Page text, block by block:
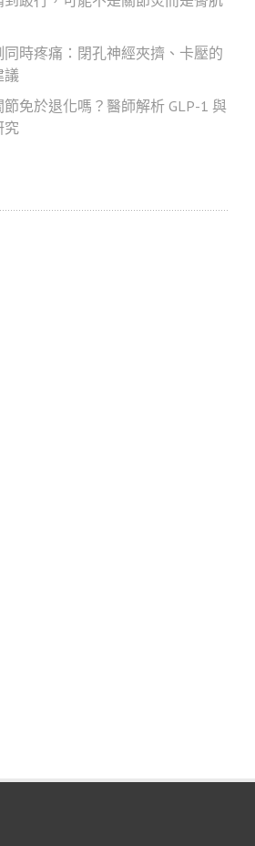
時疼痛：閉孔神經夾擠、卡壓的
議
免於退化嗎？醫師解析 GLP-1 與
究